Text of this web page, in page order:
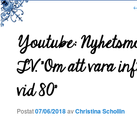
Youtube:
TV. ”Om att vara
vid 80”
Postat07/06/2018avChristina Schollin